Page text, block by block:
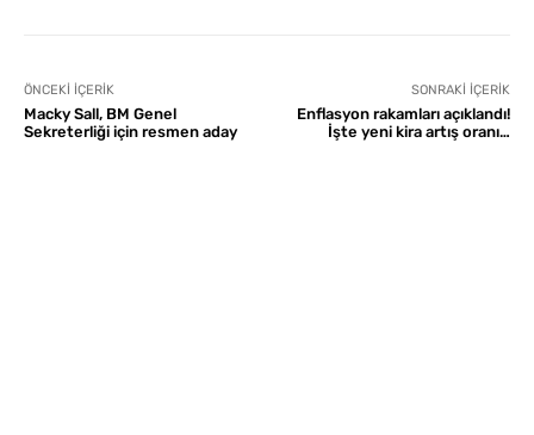
ÖNCEKI İÇERIK
Macky Sall, BM Genel
Sekreterliği için resmen aday
SONRAKI İÇERIK
Enflasyon rakamları açıklandı!
İşte yeni kira artış oranı…